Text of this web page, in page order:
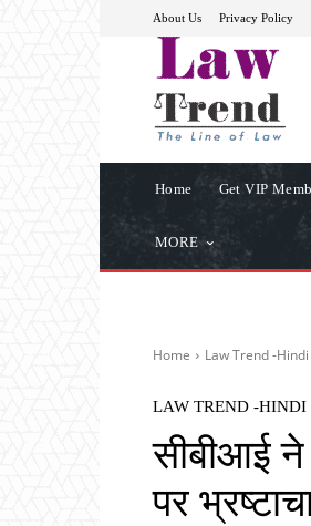
About Us Privacy Policy
Home Get VIP
MORE
Home Law Trend -Hindi
LAW TREND -HINDI
सीबीआई ने
पर